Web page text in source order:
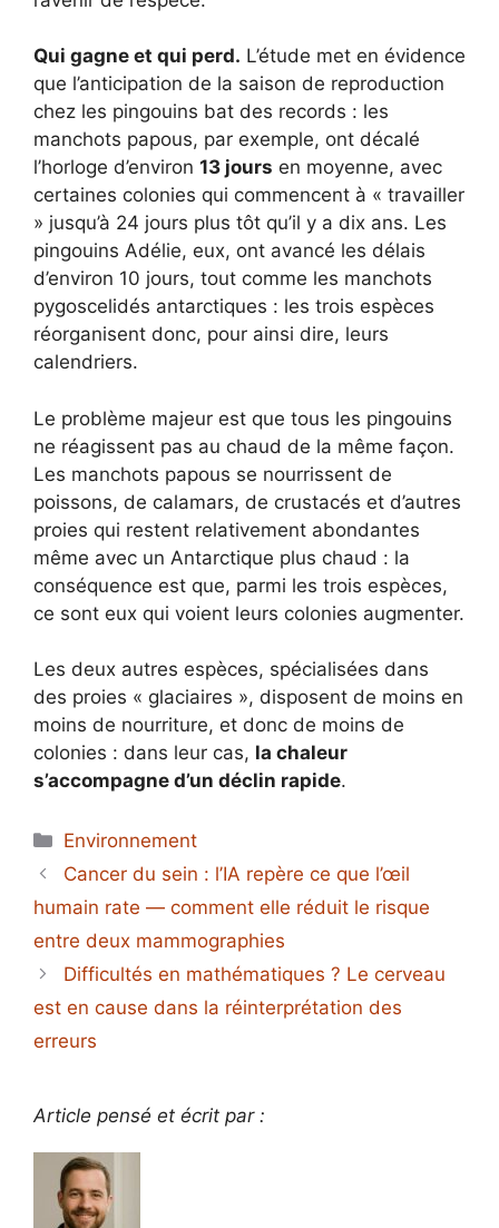
Qui gagne et qui perd. L’étude met en évidence
que l’anticipation de la saison de reproduction
chez les pingouins bat des records : les
manchots papous, par exemple, ont décalé
l’horloge d’environ 13 jours en moyenne, avec
certaines colonies qui commencent à « travailler
» jusqu’à 24 jours plus tôt qu’il y a dix ans. Les
pingouins Adélie, eux, ont avancé les délais
d’environ 10 jours, tout comme les manchots
pygoscelidés antarctiques : les trois espèces
réorganisent donc, pour ainsi dire, leurs
calendriers.
Le problème majeur est que tous les pingouins
ne réagissent pas au chaud de la même façon.
Les manchots papous se nourrissent de
poissons, de calamars, de crustacés et d’autres
proies qui restent relativement abondantes
même avec un Antarctique plus chaud : la
conséquence est que, parmi les trois espèces,
ce sont eux qui voient leurs colonies augmenter.
Les deux autres espèces, spécialisées dans
des proies « glaciaires », disposent de moins en
moins de nourriture, et donc de moins de
colonies : dans leur cas, la chaleur
s’accompagne d’un déclin rapide.
Catégories
Environnement
Cancer du sein : l’IA repère ce que l’œil
humain rate — comment elle réduit le risque
entre deux mammographies
Difficultés en mathématiques ? Le cerveau
est en cause dans la réinterprétation des
erreurs
Article pensé et écrit par :